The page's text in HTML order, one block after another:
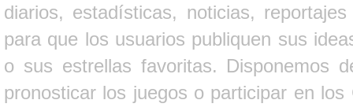
diarios, estadísticas, noticias,
para que los usuarios publiquen sus
o sus estrellas favoritas. Disponemos
pronosticar los juegos o participar en